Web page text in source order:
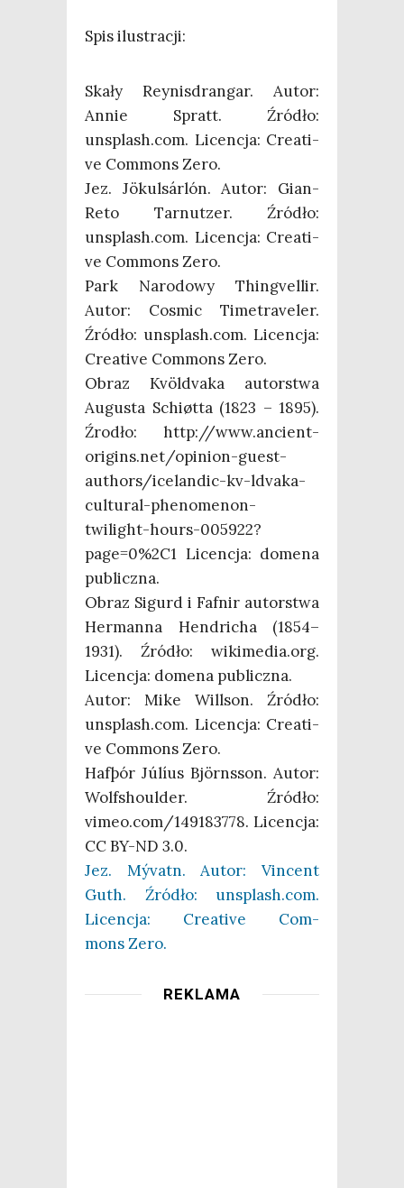
Spis ilu­stra­cji:
Ska­ły Rey­nis­dran­gar. Autor:
Annie Spratt. Źró­dło:
unsplash.com. Licen­cja: Cre­ati­
ve Com­mons Zero.
Jez. Jökul­sár­lón. Autor: Gian-
Reto Tar­nut­zer. Źró­dło:
unsplash.com. Licen­cja: Cre­ati­
ve Com­mons Zero.
Park Naro­do­wy Thin­gvel­lir.
Autor: Cosmic Time­tra­ve­ler.
Źró­dło: unsplash.com. Licen­cja:
Cre­ati­ve Com­mons Zero.
Obraz Kvöl­dva­ka autor­stwa
Augu­sta Schi­øt­ta (1823 – 1895).
Źro­dło: http://www.ancient-
origins.net/opinion-guest-
authors/icelandic-kv-ldvaka-
cultural-phenomenon-
twilight-hours-005922?
page=0%2C1 Licen­cja: dome­na
publiczna.
Obraz Sigurd i Faf­nir autor­stwa
Her­man­na Hen­dri­cha (1854–
1931). Źró­dło: wikimedia.org.
Licen­cja: dome­na publiczna.
Autor: Mike Wil­l­son. Źró­dło:
unsplash.com. Licen­cja: Cre­ati­
ve Com­mons Zero.
Hafþór Júlíus Björns­son. Autor:
Wol­fsho­ul­der. Źró­dło:
vimeo.com/149183778. Licen­cja:
CC BY-ND 3.0.
Jez. Mývatn. Autor: Vin­cent
Guth. Źró­dło: unsplash.com.
Licen­cja: Cre­ati­ve Com­
mons Zero.
REKLAMA